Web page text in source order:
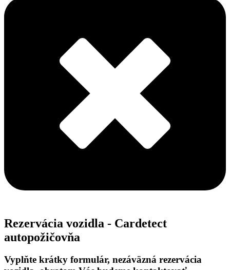
Rezervácia vozidla - Cardetect
autopožičovňa
Vyplňte krátky formulár, nezáväzná rezervácia